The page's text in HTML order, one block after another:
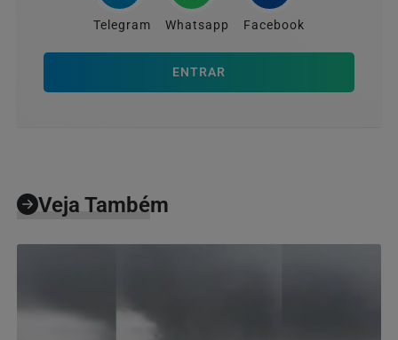
Telegram Whatsapp Facebook
ENTRAR
Veja Também